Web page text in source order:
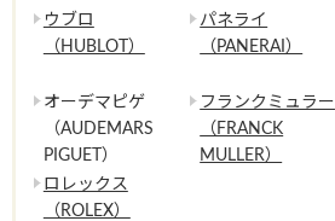
ウブロ
（HUBLOT）
パネライ
（PANERAI）
オーデマピゲ
（AUDEMARS
PIGUET）
フランクミュラー
（FRANCK
MULLER）
ロレックス
（ROLEX）